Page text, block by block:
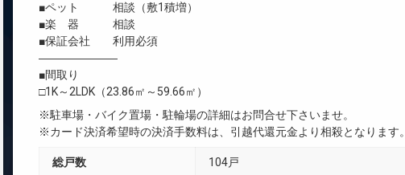
■ペット 相談（敷1積増）
■楽 器 相談
■保証会社 利用必須
―――――――
■間取り
□1K～2LDK（23.86㎡～59.66㎡）
※駐車場・バイク置場・駐輪場の詳細はお問合せ下さいませ。
※カード決済希望時の決済手数料は、引越代還元金より相殺となります。
総戸数 104戸